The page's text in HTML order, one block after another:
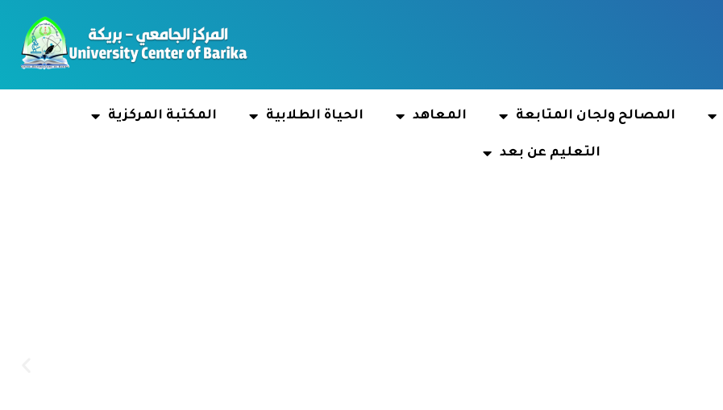
المصالح ولجان المتابعة المعاهد الحياة الطلابية المكتبة المركزية
التعليم عن بعد